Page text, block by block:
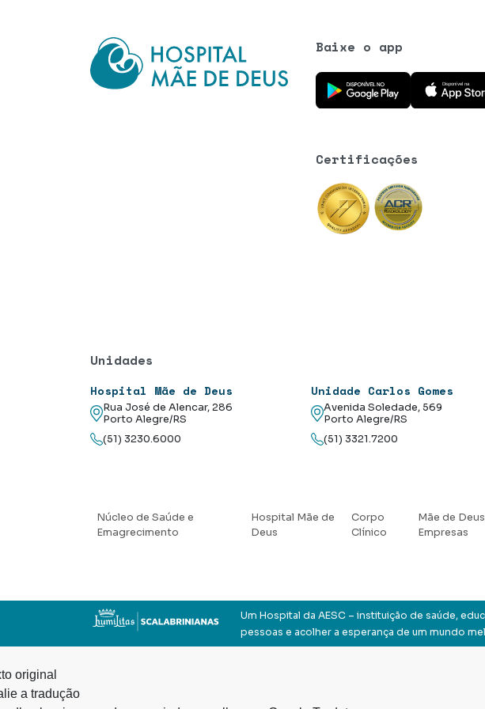
Baixe o app
Baixe o aplicativo na Google Play
Baixe o
Certificações
Unidades
Hospital Mãe de Deus
Rua José de Alencar, 286
Porto Alegre/RS
(51) 3230.6000
Unidade Carlos Gomes
Avenida Soledade, 569
Porto Alegre/RS
(51) 3321.7200
Núcleo de Saúde e
Emagrecimento
Hospital Mãe de
Deus
Corpo
Clínico
Mãe de Deus
Empresas
Um Hospital da AESC – instituição de saúde,
pessoas e acolher a esperança de um mundo
original
a tradução